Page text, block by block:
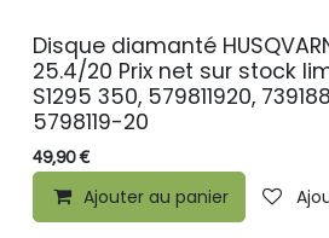
Disque diamanté
25.4/20 Prix net sur stock
S1295 350, 579811920,
5798119-20
49,90€
Ajouter au panier